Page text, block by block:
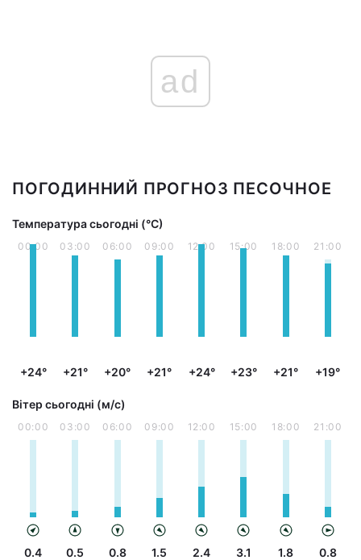
ad
ПОГОДИННИЙ ПРОГНОЗ ПЕСОЧНОЕ
Температура сьогодні (°С)
00:00
+24°
03:00
+21°
06:00
+20°
09:00
+21°
12:00
+24°
15:00
+23°
18:00
+21°
21:00
+19°
Вітер сьогодні (м/с)
00:00
0.4
03:00
0.5
06:00
0.8
09:00
1.5
12:00
2.4
15:00
3.1
18:00
1.8
21:00
0.8